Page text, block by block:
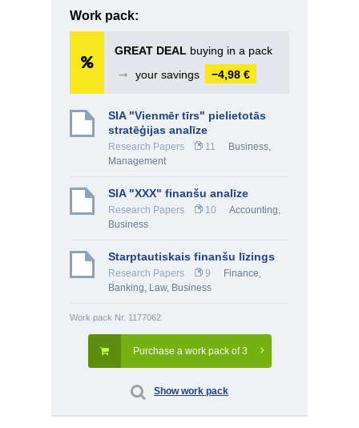
Work pack:
GREAT DEAL buying in a pack
➞
your savings −4,98 €
SIA "Vienmēr tīrs" pielietotās
stratēģijas analīze
Research Papers 11 Business,
Management
SIA "XXX" finanšu analīze
Research Papers 10 Accounting,
Business
Starptautiskais finanšu līzings
Research Papers 9
Finance,
Banking, Law, Business
Work pack Nr. 1177062
Purchase a work pack of 3
Show work pack